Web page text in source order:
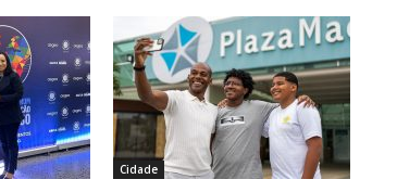
Cidade